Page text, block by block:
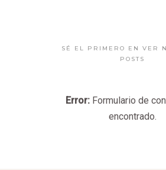
SÉ EL PRIMERO EN VER
POSTS
Error: Formulario de
encontrado.